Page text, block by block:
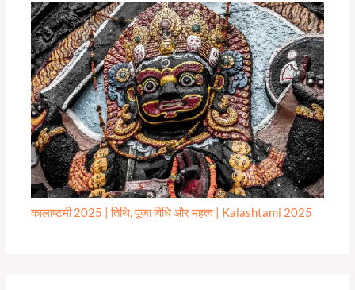
कालाष्टमी 2025 | तिथि, पूजा विधि और महत्व | Kalashtami 2025